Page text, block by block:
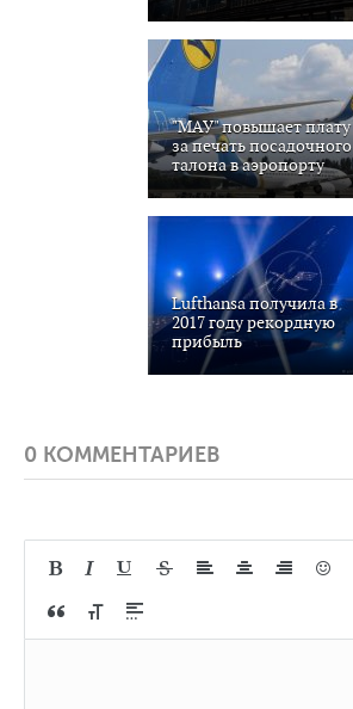
"МАУ" повышает плату
за печать посадочного
талона в аэропорту
Lufthansa получила в
2017 году рекордную
прибыль
0 КОММЕНТАРИЕВ